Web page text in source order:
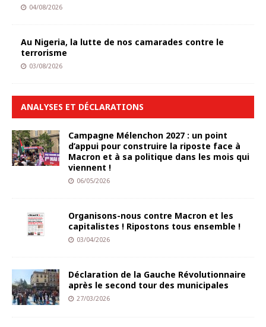
04/08/2026
Au Nigeria, la lutte de nos camarades contre le
terrorisme
03/08/2026
ANALYSES ET DÉCLARATIONS
Campagne Mélenchon 2027 : un point
d’appui pour construire la riposte face à
Macron et à sa politique dans les mois qui
viennent !
06/05/2026
Organisons-nous contre Macron et les
capitalistes ! Ripostons tous ensemble !
03/04/2026
Déclaration de la Gauche Révolutionnaire
après le second tour des municipales
27/03/2026